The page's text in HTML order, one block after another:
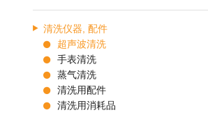
清洗仪器, 配件
超声波清洗
手表清洗
蒸气清洗
清洗用配件
清洗用消耗品